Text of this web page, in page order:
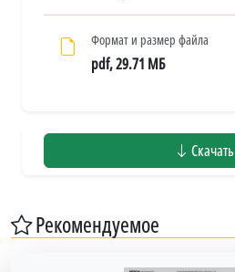
Формат и размер файла
pdf, 29.71 МБ
Скачать
Рекомендуемое